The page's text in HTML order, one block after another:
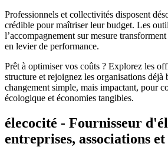
Professionnels et collectivités disposent
crédible pour maîtriser leur budget. Les
l’accompagnement sur mesure
en levier de performance.
Prêt à optimiser vos coûts ? Explorez les
structure et rejoignez les organisations déjà
changement simple, mais impactant, pour
écologique et économies tangibles.
élecocité - Fournisseur
entreprises, associations